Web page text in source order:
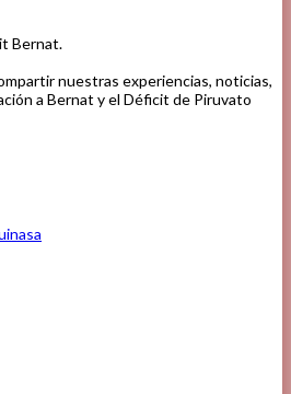
Bernat.
nuestras experiencias, noticias,
a Bernat y el Déficit de Piruvato